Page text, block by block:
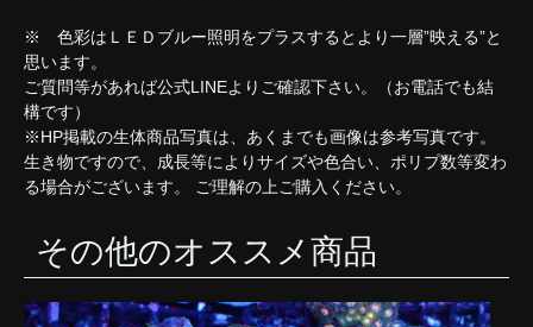
※ 色彩はＬＥＤブルー照明をプラスするとより一層”映える”と
思います。
ご質問等があれば公式LINEよりご確認下さい。（お電話でも結
構です）
※HP掲載の生体商品写真は、あくまでも画像は参考写真です。
生き物ですので、成長等によりサイズや色合い、ポリプ数等変わ
る場合がございます。 ご理解の上ご購入ください。
その他のオススメ商品